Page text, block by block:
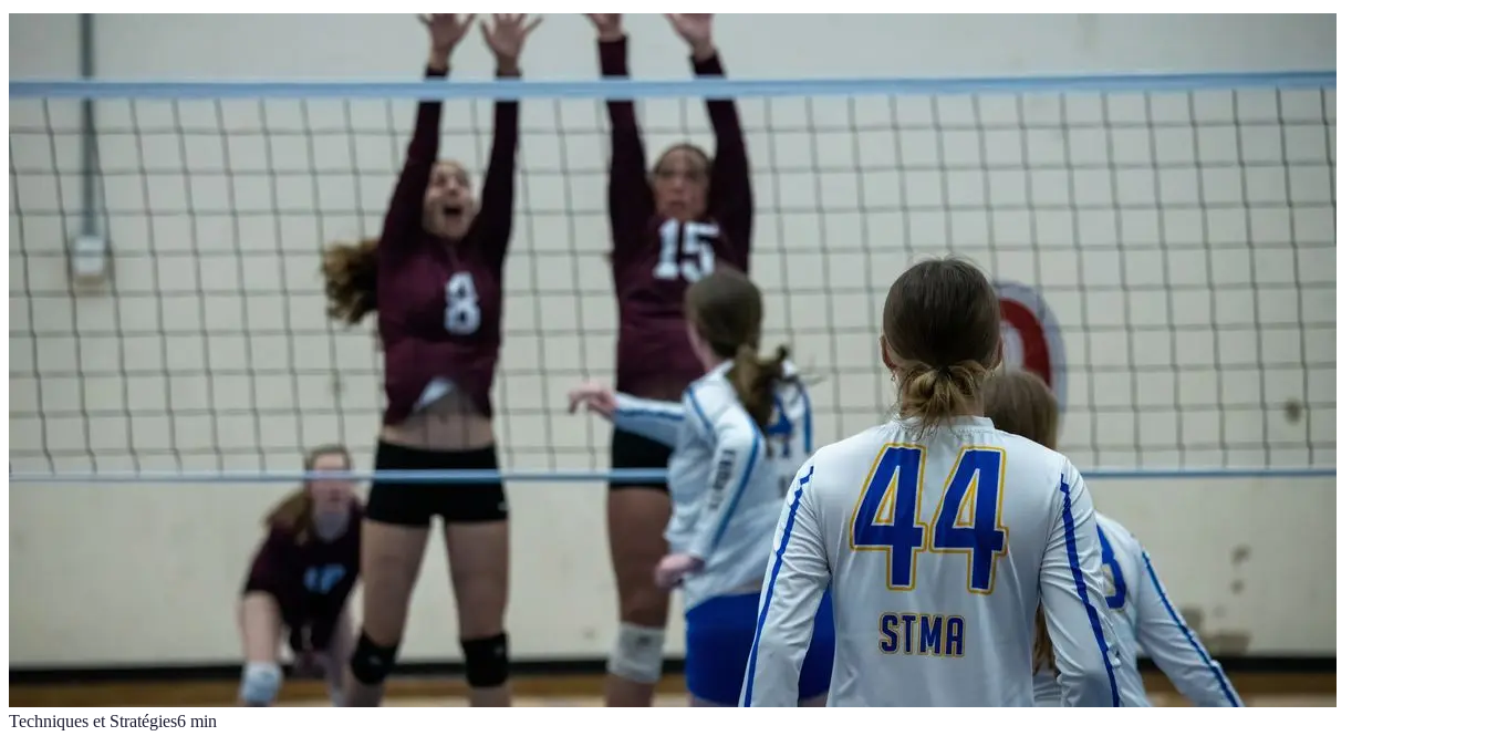
Techniques et Stratégies6 min